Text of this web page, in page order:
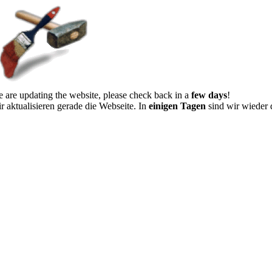
are updating the website, please check back in a few days!
aktualisieren gerade die Webseite. In einigen Tagen sind wir wieder